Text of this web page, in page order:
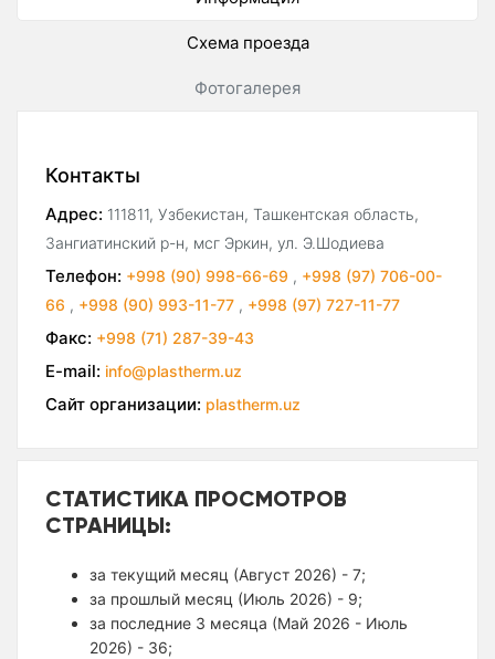
Схема проезда
Фотогалерея
Контакты
Адрес: 111811, Узбекистан, Ташкентская область,
Зангиатинский р-н, мсг Эркин, ул. Э.Шодиева
Телефон: +998 (90) 998-66-69 , +998 (97) 706-00-
66 , +998 (90) 993-11-77 , +998 (97) 727-11-77
Факс: +998 (71) 287-39-43
E-mail: info@plastherm.uz
Сайт организации: plastherm.uz
СТАТИСТИКА ПРОСМОТРОВ
СТРАНИЦЫ:
за текущий месяц (Август 2026) - 7;
за прошлый месяц (Июль 2026) - 9;
за последние 3 месяца (Май 2026 - Июль
2026) - 36;